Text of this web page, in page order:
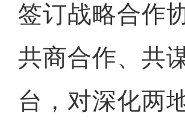
签订战略合作
共商合作、共
台，对深化两